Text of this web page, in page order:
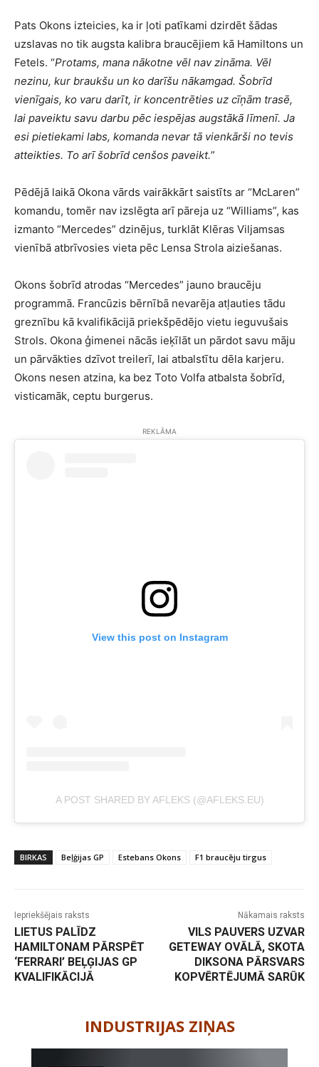
Pats Okons izteicies, ka ir ļoti patīkami dzirdēt šādas
uzslavas no tik augsta kalibra braucējiem kā Hamiltons un
Fetels. “Protams, mana nākotne vēl nav zināma. Vēl
nezinu, kur braukšu un ko darīšu nākamgad. Šobrīd
vienīgais, ko varu darīt, ir koncentrēties uz cīņām trasē,
lai paveiktu savu darbu pēc iespējas augstākā līmenī. Ja
esi pietiekami labs, komanda nevar tā vienkārši no tevis
atteikties. To arī šobrīd cenšos paveikt.”
Pēdējā laikā Okona vārds vairākkārt saistīts ar “McLaren”
komandu, tomēr nav izslēgta arī pāreja uz “Williams”, kas
izmanto “Mercedes” dzinējus, turklāt Klēras Viljamsas
vienībā atbrīvosies vieta pēc Lensa Strola aiziešanas.
Okons šobrīd atrodas “Mercedes” jauno braucēju
programmā. Francūzis bērnībā nevarēja atļauties tādu
greznību kā kvalifikācijā priekšpēdējo vietu ieguvušais
Strols. Okona ģimenei nācās ieķīlāt un pārdot savu māju
un pārvākties dzīvot treilerī, lai atbalstītu dēla karjeru.
Okons nesen atzina, ka bez Toto Volfa atbalsta šobrīd,
visticamāk, ceptu burgerus.
REKLĀMA
View this post on Instagram
A POST SHARED BY AFLEKS (@AFLEKS.EU)
BIRKAS Beļģijas GP Estebans Okons F1 braucēju tirgus
Iepriekšējais raksts
LIETUS PALĪDZ
HAMILTONAM PĀRSPĒT
‘FERRARI’ BEĻĢIJAS GP
KVALIFIKĀCIJĀ
Nākamais raksts
VILS PAUVERS UZVAR
GETEWAY OVĀLĀ, SKOTA
DIKSONA PĀRSVARS
KOPVĒRTĒJUMĀ SARŪK
INDUSTRIJAS ZIŅAS